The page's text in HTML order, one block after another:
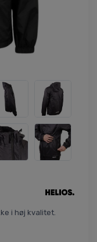
i høj kvalitet.